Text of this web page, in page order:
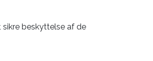
sikre beskyttelse af de